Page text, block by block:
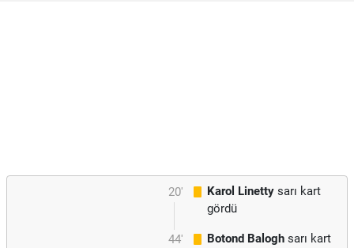
20' Karol Linetty sarı kart
gördü
44' Botond Balogh sarı kart